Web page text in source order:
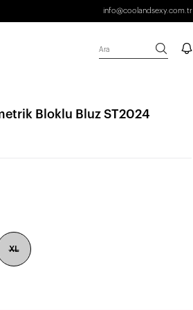
info@coolandsexy.com.tr
Ara
Bloklu Bluz ST2024
XL